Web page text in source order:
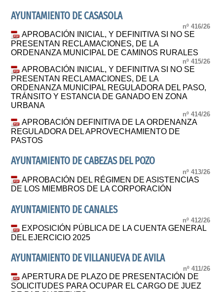
AYUNTAMIENTO DE CASASOLA
nº 416/26
APROBACIÓN INICIAL, Y DEFINITIVA SI NO SE
PRESENTAN RECLAMACIONES, DE LA
ORDENANZA MUNICIPAL DE CAMINOS RURALES
nº 415/26
APROBACIÓN INICIAL, Y DEFINITIVA SI NO SE
PRESENTAN RECLAMACIONES, DE LA
ORDENANZA MUNICIPAL REGULADORA DEL PASO,
TRÁNSITO Y ESTANCIA DE GANADO EN ZONA
URBANA
nº 414/26
APROBACIÓN DEFINITIVA DE LA ORDENANZA
REGULADORA DEL APROVECHAMIENTO DE
PASTOS
AYUNTAMIENTO DE CABEZAS DEL POZO
nº 413/26
APROBACIÓN DEL RÉGIMEN DE ASISTENCIAS
DE LOS MIEMBROS DE LA CORPORACIÓN
AYUNTAMIENTO DE CANALES
nº 412/26
EXPOSICIÓN PÚBLICA DE LA CUENTA GENERAL
DEL EJERCICIO 2025
AYUNTAMIENTO DE VILLANUEVA DE AVILA
nº 411/26
APERTURA DE PLAZO DE PRESENTACIÓN DE
SOLICITUDES PARA OCUPAR EL CARGO DE JUEZ